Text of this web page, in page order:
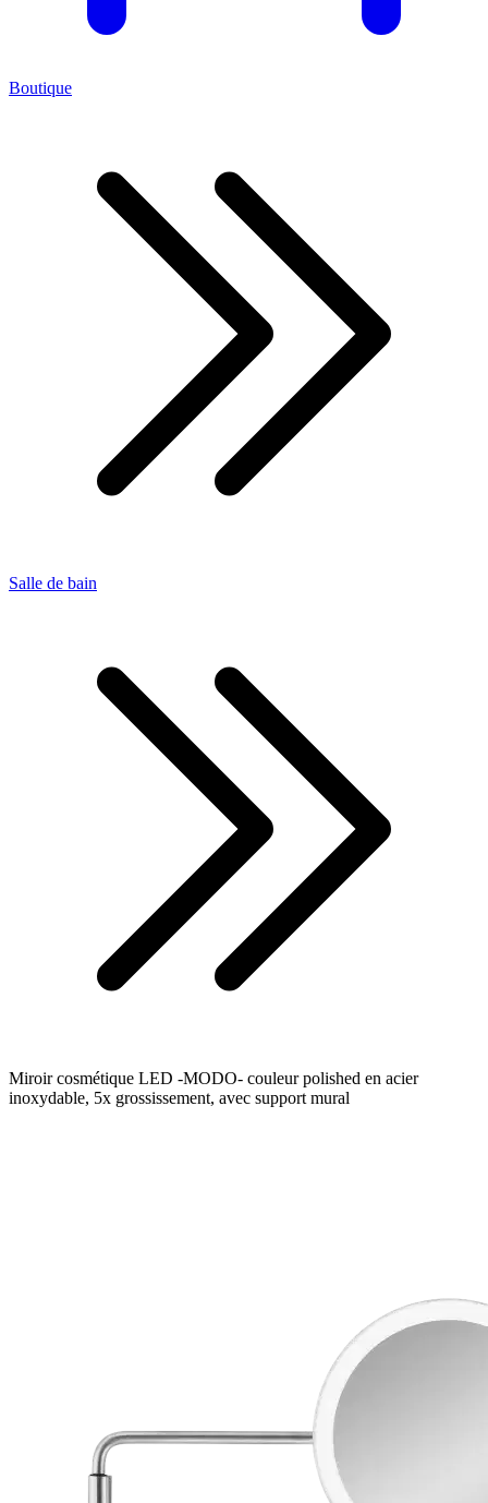
Boutique
Salle de bain
Miroir cosmétique LED -MODO- couleur polished en acier
inoxydable, 5x grossissement, avec support mural